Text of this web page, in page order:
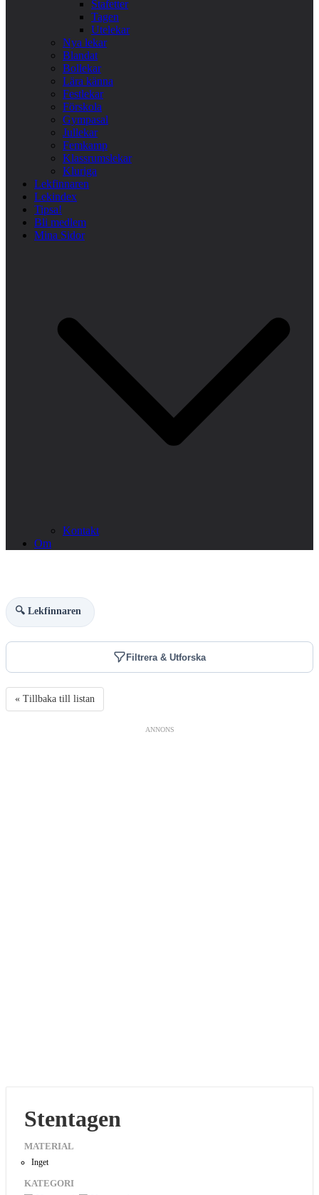
Stafetter
Tagen
Utelekar
Nya lekar
Blandat
Bollekar
Lära känna
Festlekar
Förskola
Gympasal
Jullekar
Femkamp
Klassrumslekar
Kluriga
Lekfinnaren
Lekindex
Tipsa!
Bli medlem
Mina Sidor
Kontakt
Om
🔍 Lekfinnaren
Filtrera & Utforska
« Tillbaka till listan
ANNONS
Stentagen
MATERIAL
Inget
KATEGORI